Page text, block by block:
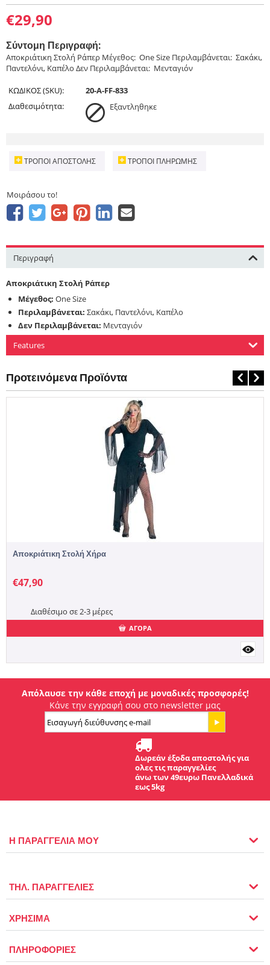
€29,90
Σύντομη Περιγραφή:
Αποκριάτικη Στολή Ράπερ Μέγεθος: One Size Περιλαμβάνεται: Σακάκι,
Παντελόνι, Καπέλο Δεν Περιλαμβάνεται: Μενταγιόν
ΚΩΔΙΚΟΣ (SKU):
20-A-FF-833
Διαθεσιμότητα:
Εξαντληθηκε
ΤΡΌΠΟΙ ΑΠΟΣΤΟΛΉΣ ΤΡΌΠΟΙ ΠΛΗΡΩΜΉΣ
Μοιράσου το!
Περιγραφή
Αποκριάτικη Στολή Ράπερ
Μέγεθος: One Size
Περιλαμβάνεται: Σακάκι, Παντελόνι, Καπέλο
Δεν Περιλαμβάνεται: Μενταγιόν
Features
Προτεινόμενα Προϊόντα
Αποκριάτικη Στολή Χήρα
€47,90
Διαθέσιμο σε 2-3 μέρες
ΑΓΟΡΑ
Απόλαυσε την κάθε εποχή με μοναδικές προσφορές!
Κάνε την εγγραφή σου στο newsletter μας
Δωρεάν έξοδα αποστολής για
ολες τις παραγγελίες
άνω των 49ευρω Πανελλαδικά
εως 5kg
Η ΠΑΡΑΓΓΕΛΙΑ ΜΟΥ
ΤΗΛ. ΠΑΡΑΓΓΕΛΙΕΣ
ΧΡΗΣΙΜΑ
ΠΛΗΡΟΦΟΡΙΕΣ